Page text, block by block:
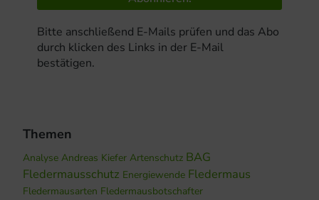
Bitte anschließend E-Mails prüfen und das Abo
durch klicken des Links in der E-Mail
bestätigen.
Themen
Analyse Andreas Kiefer Artenschutz BAG
Fledermausschutz Energiewende Fledermaus
Fledermausarten Fledermausbotschafter